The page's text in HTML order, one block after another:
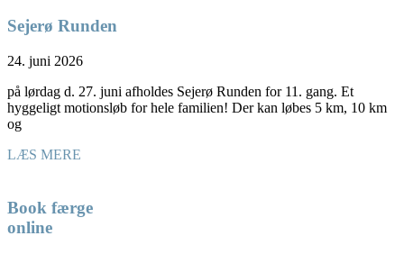
Sejerø Runden
24. juni 2026
på lørdag d. 27. juni afholdes Sejerø Runden for 11. gang. Et
hyggeligt motionsløb for hele familien! Der kan løbes 5 km, 10 km
og
LÆS MERE
Book færge
online